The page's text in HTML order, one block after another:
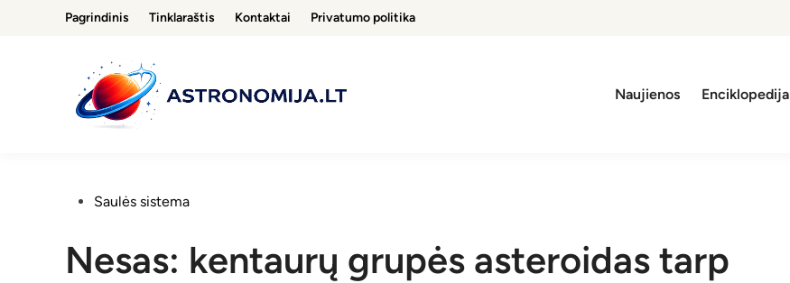
Pagrindinis Tinklaraštis Kontaktai Privatumo politika
Naujienos Enciklopedija
PostedSaulės sistema
Nesas: kentaurų grupės asteroidas tarp